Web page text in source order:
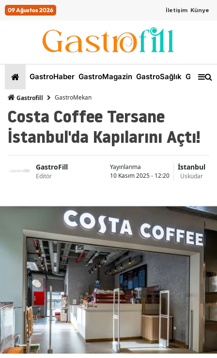
09 Ağustos 2026 İletişim Künye
GastroHaber GastroMagazin GastroSağlık
Gastrofill GastroMekan
Costa Coffee Tersane
İstanbul'da Kapılarını Açtı!
GastroFill
Editör
Yayınlanma
10 Kasım 2025 - 12:20
İstanbul
Üsküdar